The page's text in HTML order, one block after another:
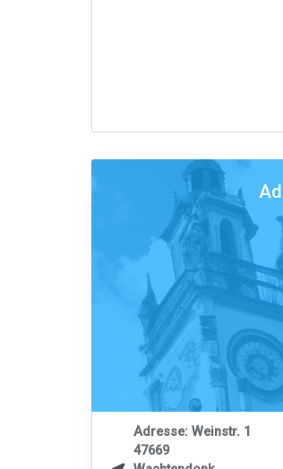
Adresse: Weinstr. 1
47669